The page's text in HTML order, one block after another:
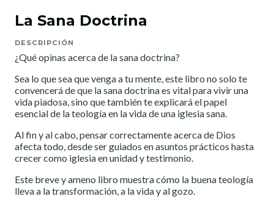
La Sana Doctrina
DESCRIPCIÓN
¿Qué opinas acerca de la sana doctrina?
Sea lo que sea que venga a tu mente, este libro no solo te
convencerá de que la sana doctrina es vital para vivir una
vida piadosa, sino que también te explicará el papel
esencial de la teología en la vida de una iglesia sana.
Al fin y al cabo, pensar correctamente acerca de Dios
afecta todo, desde ser guiados en asuntos prácticos hasta
crecer como iglesia en unidad y testimonio.
Este breve y ameno libro muestra cómo la buena teología
lleva a la transformación, a la vida y al gozo.